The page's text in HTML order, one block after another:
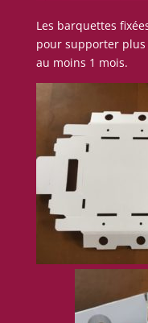
Les barquettes
pour supporter plus
au moins 1 mois.